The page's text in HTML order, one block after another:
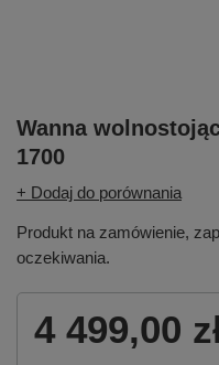
Wanna
1700
+ Dodaj do porównania
Produkt na zamówienie,
oczekiwania.
4 499,00